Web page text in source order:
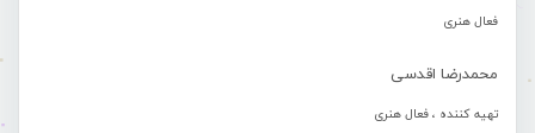
فعال هنری
محمدرضا اقدسی
تهیه کننده ، فعال هنری